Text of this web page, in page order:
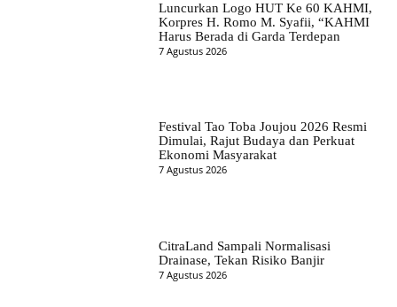
Luncurkan Logo HUT Ke 60 KAHMI,
Korpres H. Romo M. Syafii, “KAHMI
Harus Berada di Garda Terdepan
7 Agustus 2026
Festival Tao Toba Joujou 2026 Resmi
Dimulai, Rajut Budaya dan Perkuat
Ekonomi Masyarakat
7 Agustus 2026
CitraLand Sampali Normalisasi
Drainase, Tekan Risiko Banjir
7 Agustus 2026